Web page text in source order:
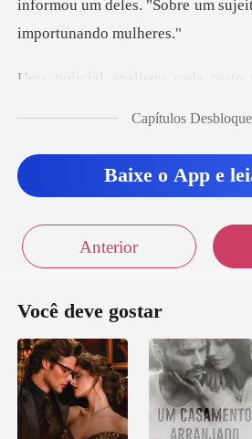
Sair
informou um deles. "Sobre um
Capítulos
Baixe o App e
Anterior
Você deve gostar